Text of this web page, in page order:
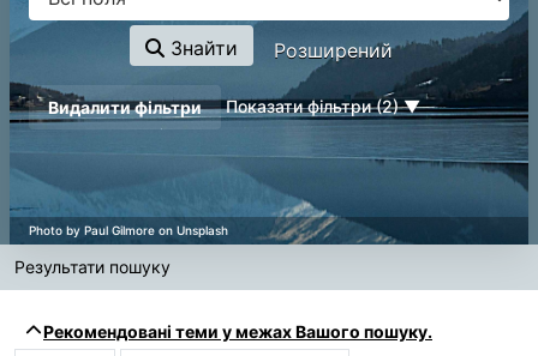
Знайти Розширений
page_reload_on_deselect_hint
Видалити фільтри Показати фільтри (2)
Результати пошуку
Рекомендовані теми у межах Вашого пошуку.